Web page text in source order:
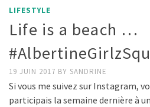
LIFESTYLE
Life is a beach …
19 JUIN 2017 BY SANDRINE
Si vous me suivez sur Instagram,
participais la semaine dernière à